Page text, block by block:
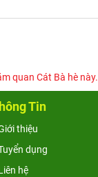
quan Cát Bà hè này.
Tin
thiệu
dụng
hệ